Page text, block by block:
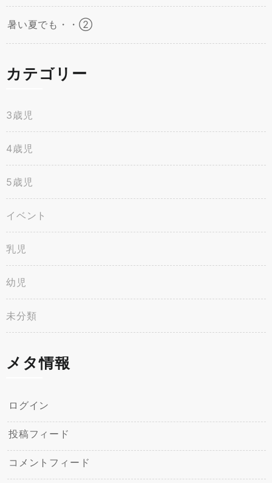
暑い夏でも・・②
カテゴリー
3歳児
4歳児
5歳児
イベント
乳児
幼児
未分類
メタ情報
ログイン
投稿フィード
コメントフィード